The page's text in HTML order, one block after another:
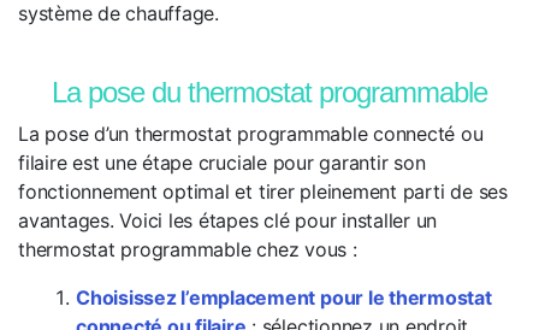
système de chauffage.
La pose du thermostat programmable
La pose d’un thermostat programmable connecté ou
filaire est une étape cruciale pour garantir son
fonctionnement optimal et tirer pleinement parti de ses
avantages. Voici les étapes clé pour installer un
thermostat programmable chez vous :
Choisissez l’emplacement pour le thermostat